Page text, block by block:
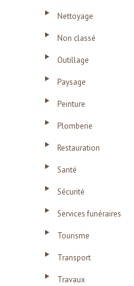
Nettoyage
Non classé
Outillage
Paysage
Peinture
Plomberie
Restauration
Santé
Sécurité
Services funéraires
Tourisme
Transport
Travaux